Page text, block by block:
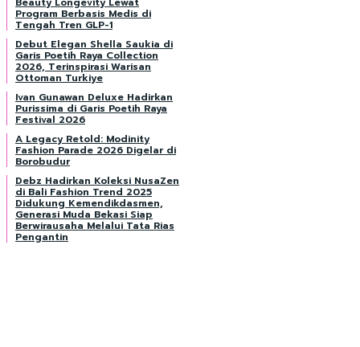
Program Berbasis Medis di
Tengah Tren GLP-1
Debut Elegan Shella Saukia di
Garis Poetih Raya Collection
2026, Terinspirasi Warisan
Ottoman Turkiye
Ivan Gunawan Deluxe Hadirkan
Purissima di Garis Poetih Raya
Festival 2026
A Legacy Retold: Modinity
Fashion Parade 2026 Digelar di
Borobudur
Debz Hadirkan Koleksi NusaZen
di Bali Fashion Trend 2025
Didukung Kemendikdasmen,
Generasi Muda Bekasi Siap
Berwirausaha Melalui Tata Rias
Pengantin